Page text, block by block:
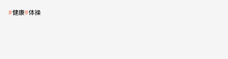
#健康#体操